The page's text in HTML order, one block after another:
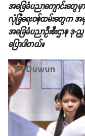
အခြေခံပညာကျောင်းတွေမှ
လုံခြုံရေးဝန်ထမ်းတွေ
အခြေခံပညာဦးစီးဌာန ဒု-
ပြောပါတယ်။